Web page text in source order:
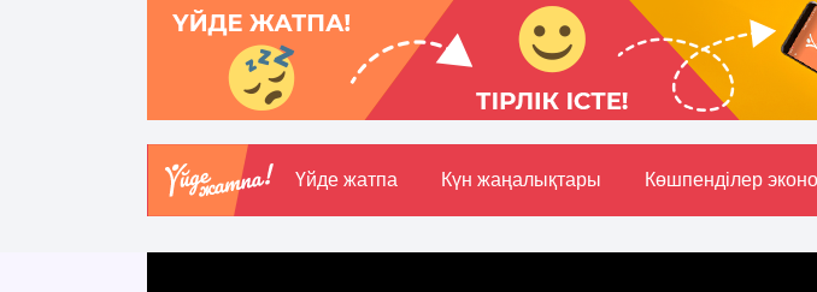
Үйде жатпа Күн жаңалықтары Көшпенділер